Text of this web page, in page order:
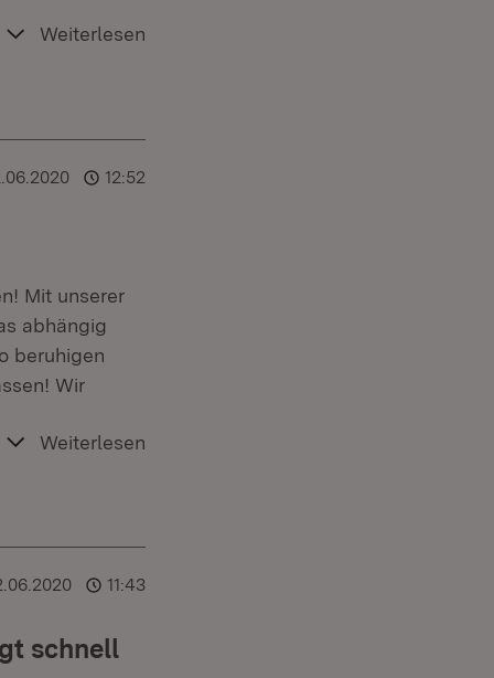
Weiterlesen
12:52
Mit unserer
abhängig
beruhigen
Wir
Weiterlesen
11:43
schnell